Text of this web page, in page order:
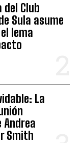
del Club
Sula asume
lema
La
Smith